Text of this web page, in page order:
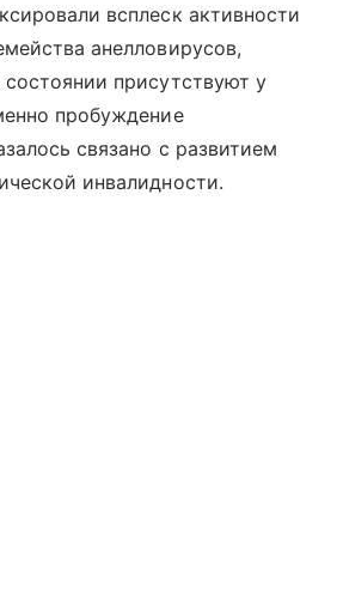
всплеск активности
анелловирусов,
присутствуют у
пробуждение
связано с развитием
инвалидности.